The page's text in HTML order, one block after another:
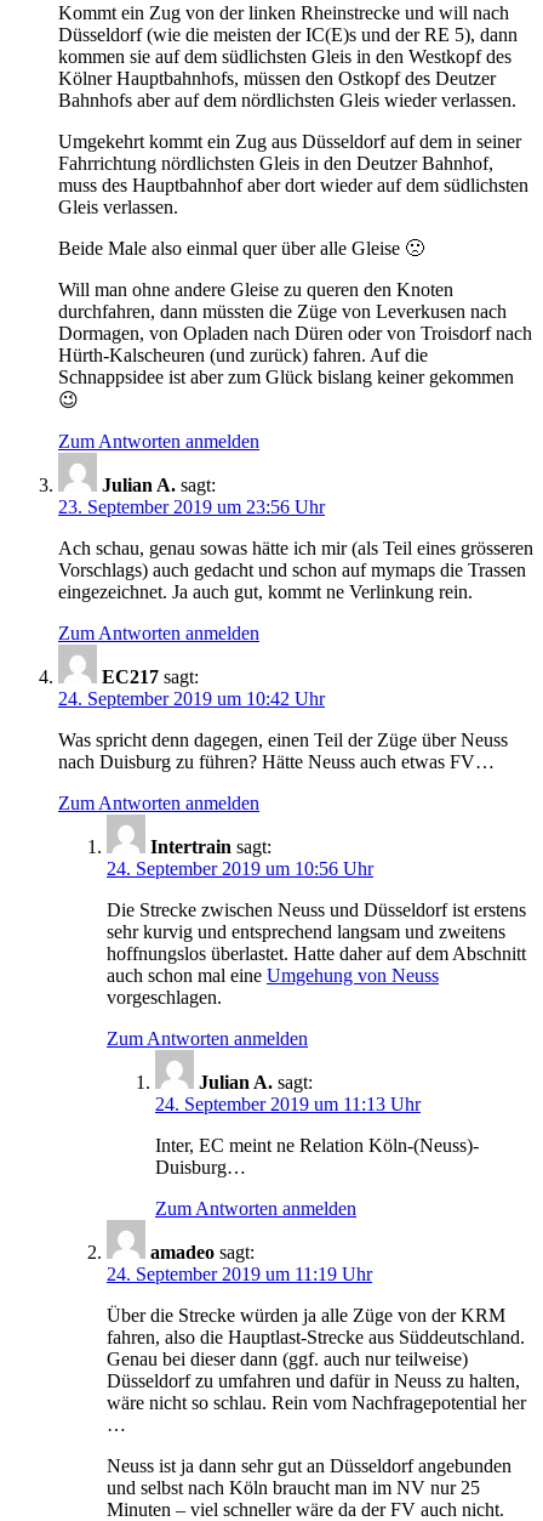
Kommt ein Zug von der linken Rheinstrecke und will nach
Düsseldorf (wie die meisten der IC(E)s und der RE 5), dann
kommen sie auf dem südlichsten Gleis in den Westkopf des
Kölner Hauptbahnhofs, müssen den Ostkopf des Deutzer
Bahnhofs aber auf dem nördlichsten Gleis wieder verlassen.
Umgekehrt kommt ein Zug aus Düsseldorf auf dem in seiner
Fahrrichtung nördlichsten Gleis in den Deutzer Bahnhof,
muss des Hauptbahnhof aber dort wieder auf dem südlichsten
Gleis verlassen.
Beide Male also einmal quer über alle Gleise 🙁
Will man ohne andere Gleise zu queren den Knoten
durchfahren, dann müssten die Züge von Leverkusen nach
Dormagen, von Opladen nach Düren oder von Troisdorf nach
Hürth-Kalscheuren (und zurück) fahren. Auf die
Schnappsidee ist aber zum Glück bislang keiner gekommen
😉
Zum Antworten anmelden
Julian A. sagt:
23. September 2019 um 23:56 Uhr
Ach schau, genau sowas hätte ich mir (als Teil eines grösseren
Vorschlags) auch gedacht und schon auf mymaps die Trassen
eingezeichnet. Ja auch gut, kommt ne Verlinkung rein.
Zum Antworten anmelden
EC217 sagt:
24. September 2019 um 10:42 Uhr
Was spricht denn dagegen, einen Teil der Züge über Neuss
nach Duisburg zu führen? Hätte Neuss auch etwas FV…
Zum Antworten anmelden
Intertrain sagt:
24. September 2019 um 10:56 Uhr
Die Strecke zwischen Neuss und Düsseldorf ist erstens
sehr kurvig und entsprechend langsam und zweitens
hoffnungslos überlastet. Hatte daher auf dem Abschnitt
auch schon mal eine Umgehung von Neuss
vorgeschlagen.
Zum Antworten anmelden
Julian A. sagt:
24. September 2019 um 11:13 Uhr
Inter, EC meint ne Relation Köln-(Neuss)-
Duisburg…
Zum Antworten anmelden
amadeo sagt:
24. September 2019 um 11:19 Uhr
Über die Strecke würden ja alle Züge von der KRM
fahren, also die Hauptlast-Strecke aus Süddeutschland.
Genau bei dieser dann (ggf. auch nur teilweise)
Düsseldorf zu umfahren und dafür in Neuss zu halten,
wäre nicht so schlau. Rein vom Nachfragepotential her
…
Neuss ist ja dann sehr gut an Düsseldorf angebunden
und selbst nach Köln braucht man im NV nur 25
Minuten – viel schneller wäre da der FV auch nicht.